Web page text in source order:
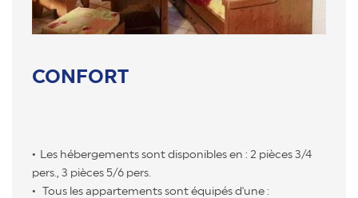
CONFORT
Les hébergements sont disponibles en : 2 pièces 3/4
pers., 3 pièces 5/6 pers.
Tous les appartements sont équipés d'une :